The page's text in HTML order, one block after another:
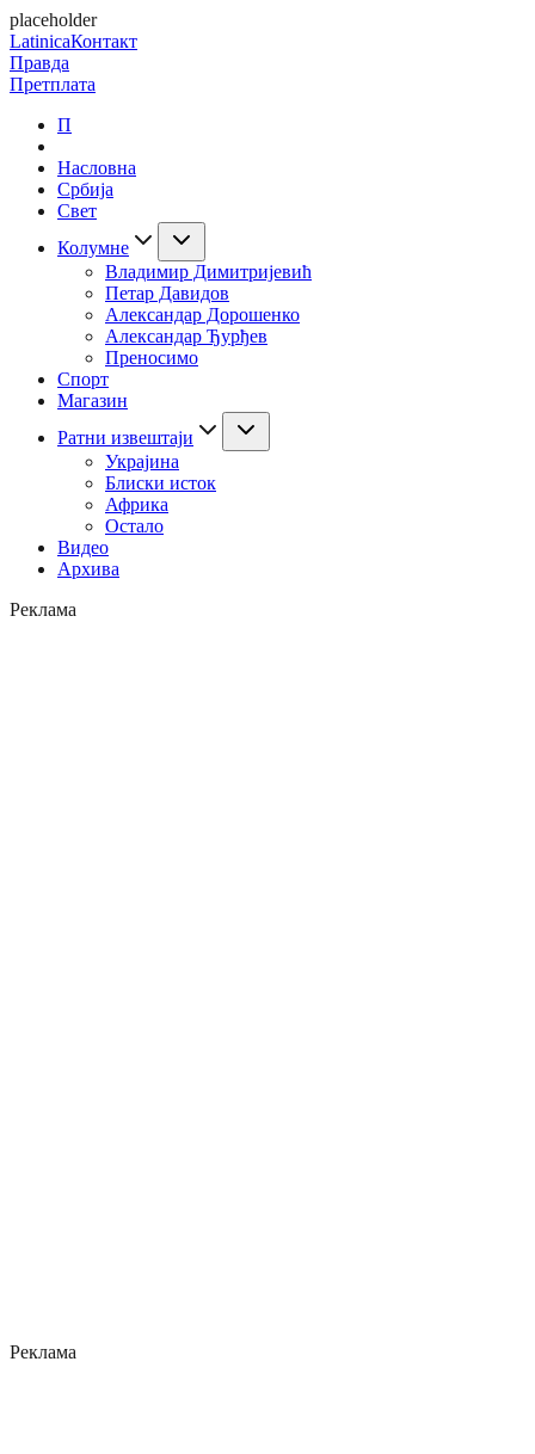
placeholder
LatinicaКонтакт
Правда
Претплата
П
Насловна
Србија
Свет
Колумне
Владимир Димитријевић
Петар Давидов
Александар Дорошенко
Александар Ђурђев
Преносимо
Спорт
Магазин
Ратни извештаји
Украјина
Блиски исток
Африка
Остало
Видео
Архива
Реклама
Реклама